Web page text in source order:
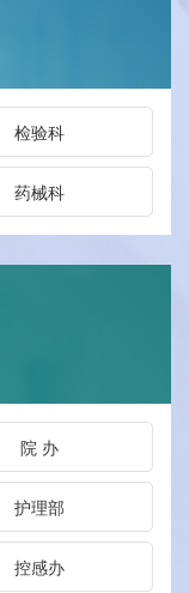
检验科
药械科
院 办
护理部
控感办